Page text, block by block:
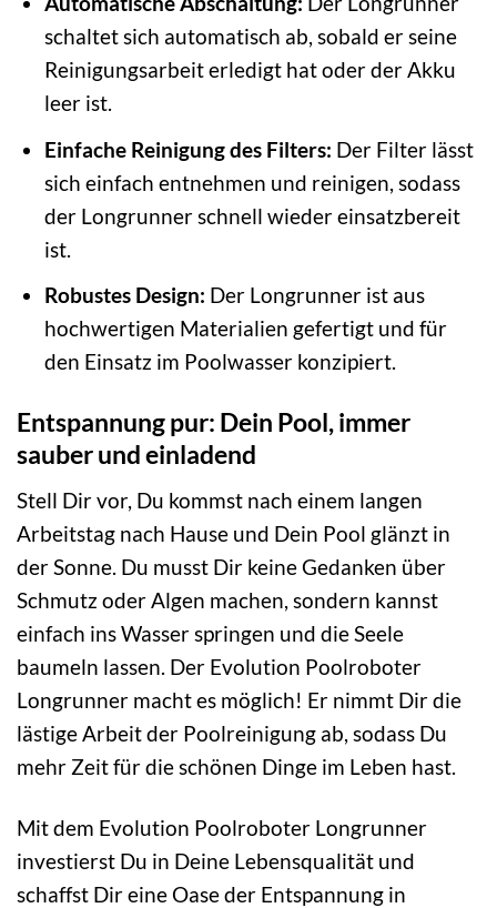
schaltet sich automatisch ab, sobald er seine
Reinigungsarbeit erledigt hat oder der Akku
leer ist.
Einfache Reinigung des Filters: Der Filter lässt
sich einfach entnehmen und reinigen, sodass
der Longrunner schnell wieder einsatzbereit
ist.
Robustes Design: Der Longrunner ist aus
hochwertigen Materialien gefertigt und für
den Einsatz im Poolwasser konzipiert.
Entspannung pur: Dein Pool, immer
sauber und einladend
Stell Dir vor, Du kommst nach einem langen
Arbeitstag nach Hause und Dein Pool glänzt in
der Sonne. Du musst Dir keine Gedanken über
Schmutz oder Algen machen, sondern kannst
einfach ins Wasser springen und die Seele
baumeln lassen. Der Evolution Poolroboter
Longrunner macht es möglich! Er nimmt Dir die
lästige Arbeit der Poolreinigung ab, sodass Du
mehr Zeit für die schönen Dinge im Leben hast.
Mit dem Evolution Poolroboter Longrunner
investierst Du in Deine Lebensqualität und
schaffst Dir eine Oase der Entspannung in